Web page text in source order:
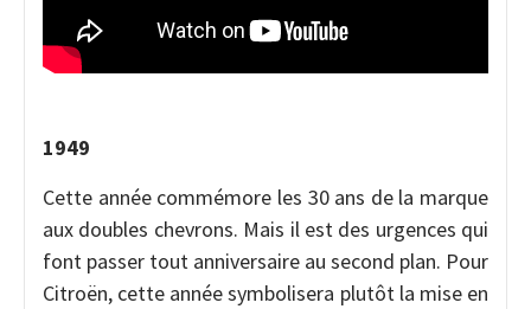
1949
Cette année commémore les 30 ans de la marque
aux doubles chevrons. Mais il est des urgences qui
font passer tout anniversaire au second plan. Pour
Citroën, cette année symbolisera plutôt la mise en